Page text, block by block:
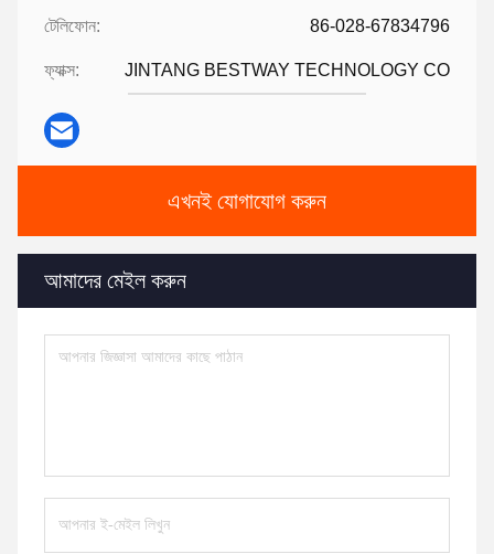
টেলিফোন: 86-028-67834796
ফ্যাক্স: JINTANG BESTWAY TECHNOLOGY CO
এখনই যোগাযোগ করুন
আমাদের মেইল করুন